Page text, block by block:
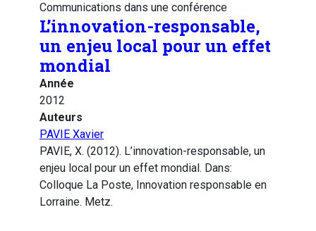
Communications dans une conférence
L’innovation-responsable,
un enjeu local pour un effet
mondial
Année
2012
Auteurs
PAVIE Xavier
PAVIE, X. (2012). L’innovation-responsable, un
enjeu local pour un effet mondial. Dans:
Colloque La Poste, Innovation responsable en
Lorraine. Metz.